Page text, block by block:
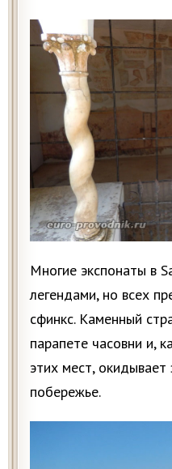
Многие экспонаты в
легендами, но всех
сфинкс. Каменный
парапете часовни и,
этих мест,
побережье.